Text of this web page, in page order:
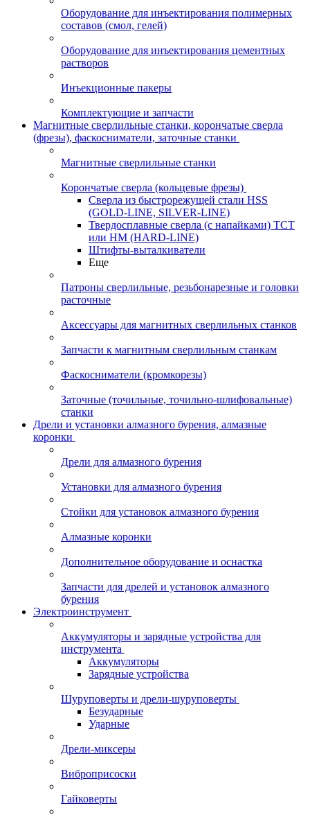
Оборудование для инъектирования полимерных
составов (смол, гелей)
Оборудование для инъектирования цементных
растворов
Инъекционные пакеры
Комплектующие и запчасти
Магнитные сверлильные станки, корончатые сверла
(фрезы), фаскосниматели, заточные станки
Магнитные сверлильные станки
Корончатые сверла (кольцевые фрезы)
Сверла из быстрорежущей стали HSS
(GOLD-LINE, SILVER-LINE)
Твердосплавные сверла (с напайками) ТСТ
или HM (HARD-LINE)
Штифты-выталкиватели
Еще
Патроны сверлильные, резьбонарезные и головки
расточные
Аксессуары для магнитных сверлильных станков
Запчасти к магнитным сверлильным станкам
Фаскосниматели (кромкорезы)
Заточные (точильные, точильно-шлифовальные)
станки
Дрели и установки алмазного бурения, алмазные
коронки
Дрели для алмазного бурения
Установки для алмазного бурения
Стойки для установок алмазного бурения
Алмазные коронки
Дополнительное оборудование и оснастка
Запчасти для дрелей и установок алмазного
бурения
Электроинструмент
Аккумуляторы и зарядные устройства для
инструмента
Аккумуляторы
Зарядные устройства
Шуруповерты и дрели-шуруповерты
Безударные
Ударные
Дрели-миксеры
Виброприсоски
Гайковерты